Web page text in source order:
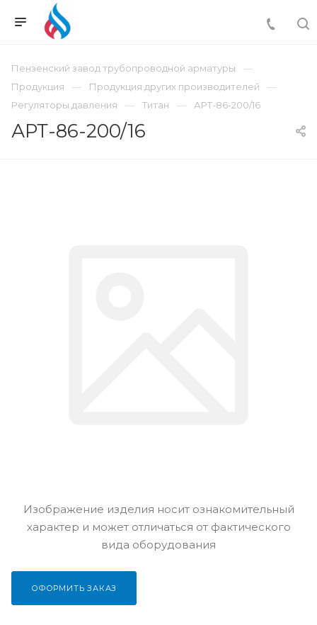
Пензенский завод трубопроводной арматуры
Продукция
Продукция других производителей
Регуляторы давления
Титан АРТ-86-200/16
АРТ-86-200/16
Изображение изделия носит ознакомительный
характер и может отличаться от фактического
вида оборудования
ОФОРМИТЬ ЗАКАЗ